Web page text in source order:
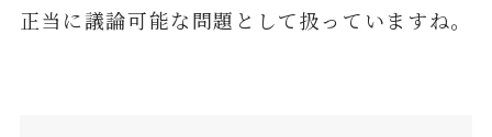
正当に議論可能な問題として扱っていますね。